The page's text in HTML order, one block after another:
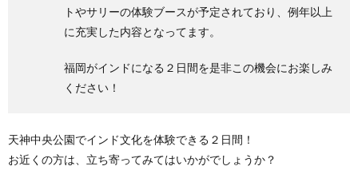
トやサリーの体験ブースが予定されており、例年以上
に充実した内容となってます。
福岡がインドになる２日間を是非この機会にお楽しみ
ください！
天神中央公園でインド文化を体験できる２日間！
お近くの方は、立ち寄ってみてはいかがでしょうか？